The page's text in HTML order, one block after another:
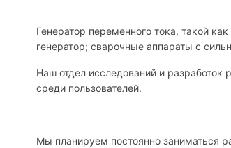
Генератор переменного тока, такой
генератор; сварочные аппараты с
Наш отдел исследований и разработок
среди пользователей.
Мы планируем постоянно заниматься